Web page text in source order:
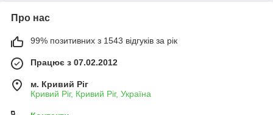
Про нас
99% позитивних з 1543 відгуків за рік
Працює з 07.02.2012
м. Кривий Ріг
Кривий Ріг, Кривий Ріг, Україна